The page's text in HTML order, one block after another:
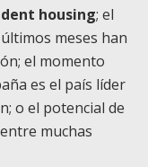
housing; el
meses han
el momento
es el país líder
o el potencial de
muchas